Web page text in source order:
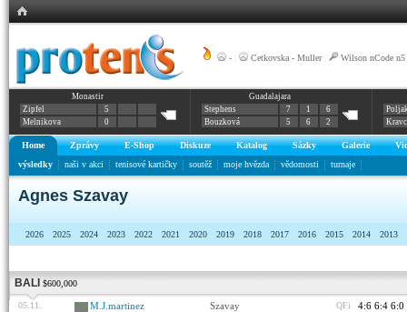
- Cetkovska - Muller| Wilson nCode n5
Monastir
Zipfel
5
Melnikova
0
Guadalajara
Stephens
7 1
6
Bouzková
5 6 2
Home Zprávy E-Shop Diskuze Katalog Sázky Galerie
výsledky
naši v akci tenisové kartičky soutěž moje hvězda vědomosti turnaje
Agnes Szavay
2026 2025 2024 2023 2022 2021 2020 2019 2018 2017 2016 2015 2014 2013
BALI $600,000
05.11. M.J.martinez Szavay QFi 4:6 6:4 6:0